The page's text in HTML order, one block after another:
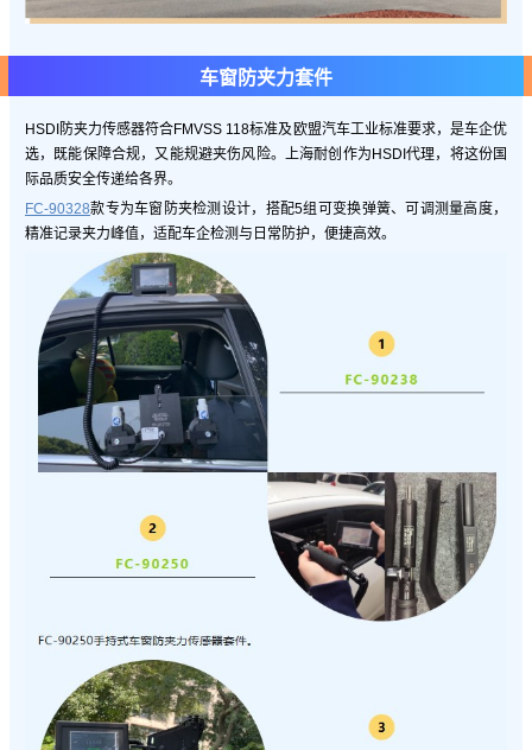
车窗防夹力套件
HSDI防夹力传感器符合FMVSS 118标准及欧盟汽车工业标准要求，是车企优
选，既能保障合规，又能规避夹伤风险。上海耐创作为HSDI代理，将这份国
际品质安全传递给各界。
FC-90328款专为车窗防夹检测设计，搭配5组可变换弹簧、可调测量高度，
精准记录夹力峰值，适配车企检测与日常防护，便捷高效。